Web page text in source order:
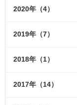
2020年（4）
2019年（7）
2018年（1）
2017年（14）